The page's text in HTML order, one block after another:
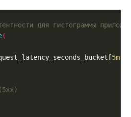
для гистограммы
(
5m